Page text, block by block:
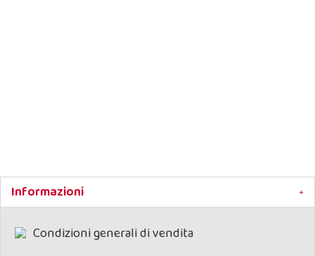
adulti
Dimensioni crocchetta:
cilindro h 1,1 cm x 1,5
Informazioni
Condizioni generali di vendita